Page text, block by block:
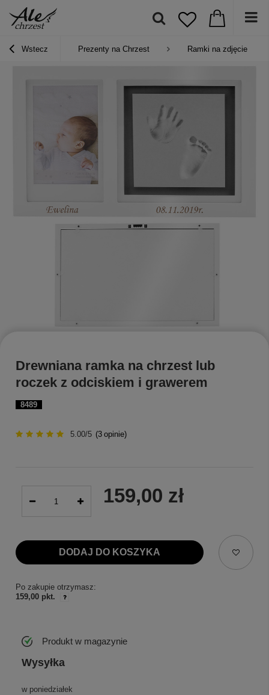
Wstecz Prezenty na Chrzest Ramki na zdjęcie
8489
Drewniana ramka na chrzest lub
roczek z odciskiem i grawerem
5.00/5 (3 opinie)
159,00 zł
DODAJ DO KOSZYKA
Po zakupie otrzymasz:
159,00 pkt.
Produkt w magazynie
Wysyłka
w poniedziałek